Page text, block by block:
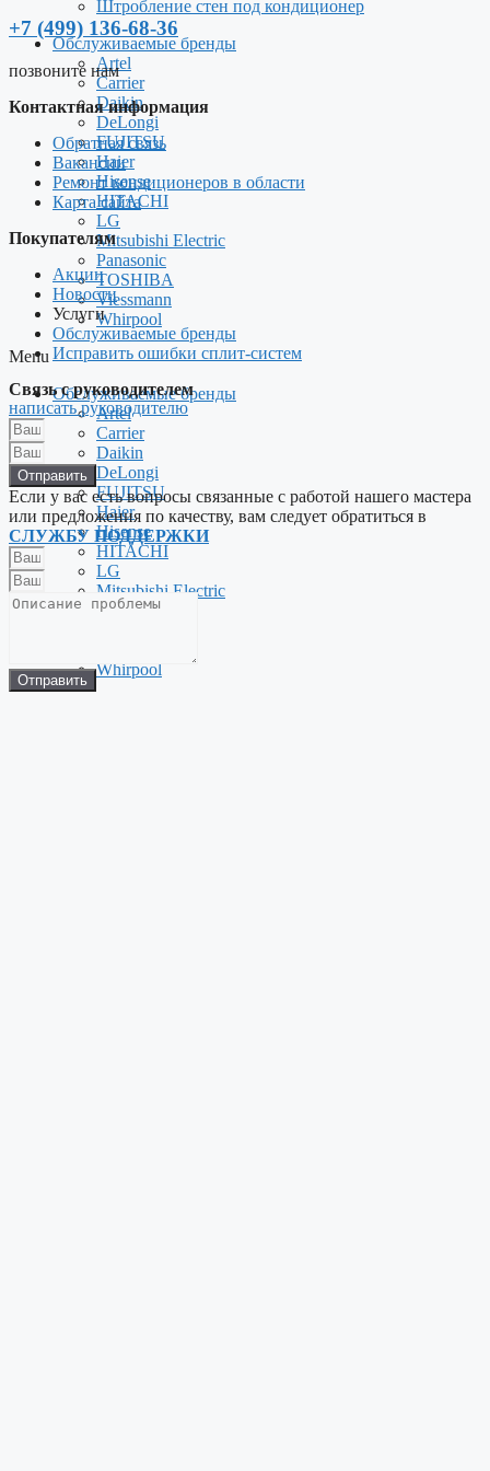
Штробление стен под кондиционер
Обслуживаемые бренды
Artel
Carrier
Daikin
DeLongi
FUJITSU
Haier
Hisense
HITACHI
LG
Mitsubishi Electric
Panasonic
TOSHIBA
Viessmann
Whirpool
Menu
Обслуживаемые бренды
Artel
Carrier
Daikin
DeLongi
FUJITSU
Haier
Hisense
HITACHI
LG
Mitsubishi Electric
Panasonic
Whirpool
+7 (499) 136-68-36
позвоните нам
Контактная информация
Обратная связь
Вакансии
Ремонт кондиционеров в области
Карта сайта
Покупателям
Акции
Новости
Услуги
Обслуживаемые бренды
Исправить ошибки сплит-систем
Связь с руководителем
написать руководителю
Отправить
Если у вас есть вопросы связанные с работой нашего мастера
или предложения по качеству, вам следует обратиться в
СЛУЖБУ ПОДДЕРЖКИ
Отправить